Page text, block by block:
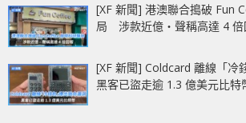
[XF 新聞] 港澳聯合搗破 Fun
局 涉款近億‧聲稱高達 4 倍
[XF 新聞] Coldcard 離線「冷
黑客已盜走逾 1.3 億美元比特